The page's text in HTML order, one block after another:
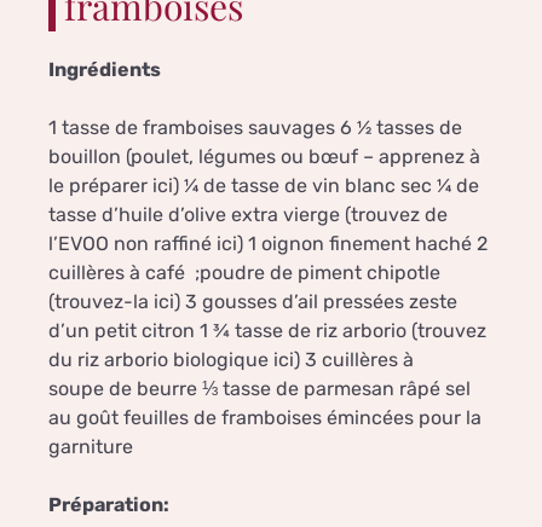
Ingrédients
1 tasse de framboises sauvages 6 ½ tasses de
bouillon (poulet, légumes ou bœuf – apprenez à
le préparer ici) ¼ de tasse de vin blanc sec ¼ de
tasse d’huile d’olive extra vierge (trouvez de
l’EVOO non raffiné ici) 1 oignon finement haché 2
cuillères à café ;poudre de piment chipotle
(trouvez-la ici) 3 gousses d’ail pressées zeste
d’un petit citron 1 ¾ tasse de riz arborio (trouvez
du riz arborio biologique ici) 3 cuillères à
soupe de beurre ⅓ tasse de parmesan râpé sel
au goût feuilles de framboises émincées pour la
garniture
Préparation: